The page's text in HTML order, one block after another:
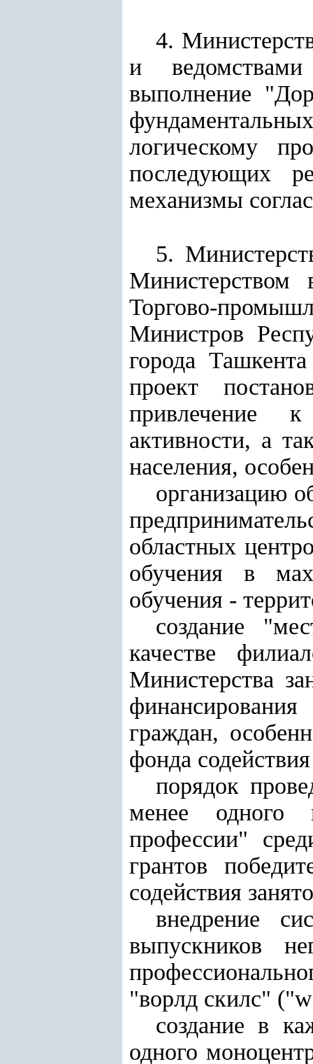
4.
и ведомствами
выполнение
логическому
последующих
механизмы
5.
Министерством
Торгово-
Министров
города
проект
привлечение к
активности, а
населения,
организацию
областных
обучения в
обучения -
создание
качестве
Министерства
граждан,
фонда
порядок
менее одного
профессии"
грантов
содействия
внедрение
выпускников
"ворлд скилс"
создание в
одного